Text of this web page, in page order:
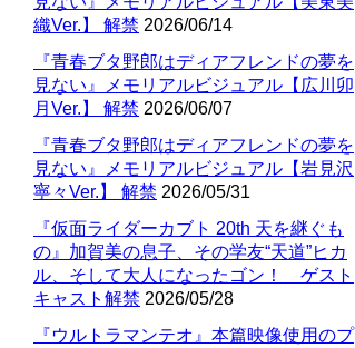
織Ver.】 解禁 2026/06/14
『青春ブタ野郎はディアフレンドの夢を
見ない』メモリアルビジュアル【広川卯
月Ver.】 解禁 2026/06/07
『青春ブタ野郎はディアフレンドの夢を
見ない』メモリアルビジュアル【岩見沢
寧々Ver.】 解禁 2026/05/31
『仮面ライダーカブト 20th 天を継ぐも
の』加賀美の息子、その学友“天道”ヒカ
ル、そして大人になったゴン！ ゲスト
キャスト解禁 2026/05/28
『ウルトラマンテオ』本篇映像使用のプ